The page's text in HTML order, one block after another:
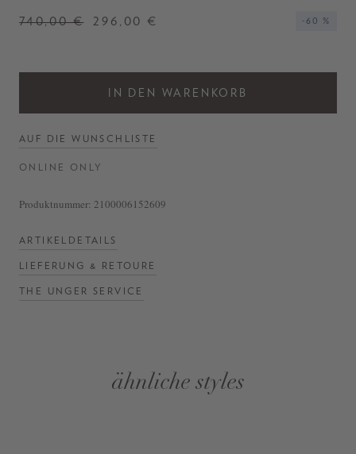
740,00 € 296,00 € -60 %
IN DEN WARENKORB
AUF DIE WUNSCHLISTE
ONLINE ONLY
Produktnummer: 2100006152609
ARTIKELDETAILS
LIEFERUNG & RETOURE
THE UNGER SERVICE
ähnliche styles